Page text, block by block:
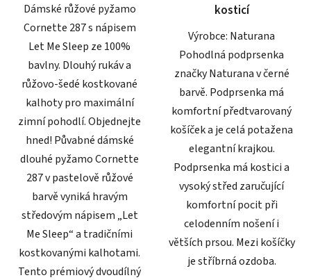
Dámské růžové pyžamo
Cornette 287 s nápisem
Let Me Sleep ze 100%
bavlny. Dlouhý rukáv a
růžovo-šedé kostkované
kalhoty pro maximální
zimní pohodlí. Objednejte
hned! Půvabné dámské
dlouhé pyžamo Cornette
287 v pastelově růžové
barvě vyniká hravým
středovým nápisem „Let
Me Sleep“ a tradičními
kostkovanými kalhotami.
Tento prémiový dvoudílný
kosticí
Výrobce: Naturana
Pohodlná podprsenka
značky Naturana v černé
barvě. Podprsenka má
komfortní předtvarovaný
košíček a je celá potažena
elegantní krajkou.
Podprsenka má kostici a
vysoký střed zaručující
komfortní pocit při
celodenním nošení i
větších prsou. Mezi košíčky
je stříbrná ozdoba.